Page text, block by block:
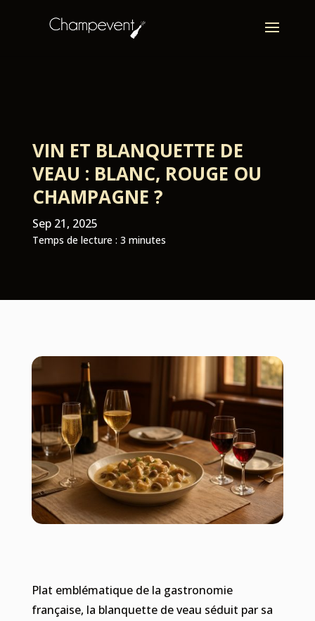
VIN ET BLANQUETTE DE
VEAU : BLANC, ROUGE OU
CHAMPAGNE ?
Sep 21, 2025
Temps de lecture : 3 minutes
Plat emblématique de la gastronomie
française, la blanquette de veau séduit par sa